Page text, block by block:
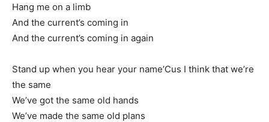
Hang me on a limb
And the current’s coming in
And the current’s coming in again
Stand up when you hear your name’Cus I think that we’re
the same
We’ve got the same old hands
We’ve made the same old plans